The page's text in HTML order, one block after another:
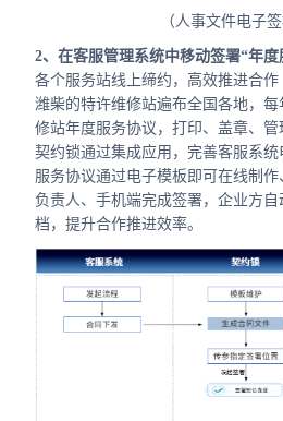
（人事文件电子签
2、在客服管理系统中移动签署“年度
各个服务站线上缔约，高效推进合作
潍柴的特许维修站遍布全国各地，
修站年度服务协议，打印、盖章、管
契约锁通过集成应用，完善客服系
服务协议通过电子模板即可在线制
负责人、手机端完成签署，企业方
档，提升合作推进效率。